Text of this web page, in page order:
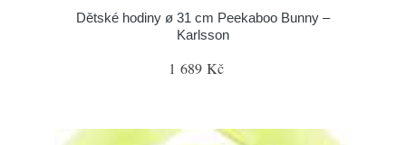
Dětské hodiny ø 31 cm Peekaboo Bunny –
Karlsson
1 689 Kč